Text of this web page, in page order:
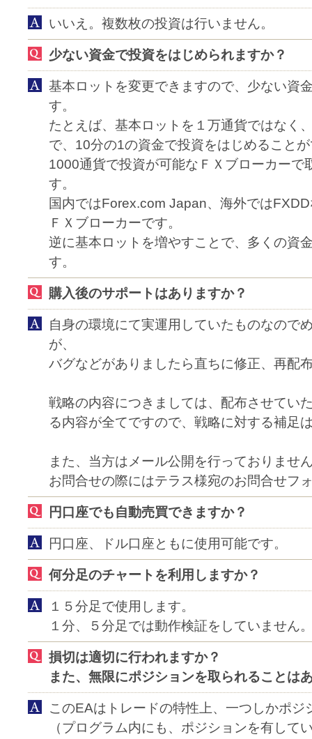
いいえ。複数枚の投資は行いません。
少ない資金で投資をはじめられますか？
基本ロットを変更できますので、少ない資
す。
たとえば、基本ロットを１万通貨ではなく
で、10分の1の資金で投資をはじめること
1000通貨で投資が可能なＦＸブローカーで
す。
国内ではForex.com Japan、海外では
ＦＸブローカーです。
逆に基本ロットを増やすことで、多くの資
す。
購入後のサポートはありますか？
自身の環境にて実運用していたものなので
が、
バグなどがありましたら直ちに修正、再配
戦略の内容につきましては、配布させてい
る内容が全てですので、戦略に対する補足
また、当方はメール公開を行っておりませ
お問合せの際にはテラス様宛のお問合せフ
円口座でも自動売買できますか？
円口座、ドル口座ともに使用可能です。
何分足のチャートを利用しますか？
１５分足で使用します。
１分、５分足では動作検証をしていません
損切は適切に行われますか？
また、無限にポジションを取られることは
このEAはトレードの特性上、一つしかポジ
（プログラム内にも、ポジションを有して